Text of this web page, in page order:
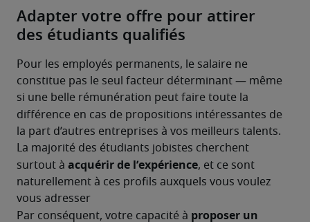
Adapter votre offre pour attirer
des étudiants qualifiés
Pour les employés permanents, le salaire ne
constitue pas le seul facteur déterminant — même
si une belle rémunération peut faire toute la
différence en cas de propositions intéressantes de
la part d’autres entreprises à vos meilleurs talents.
La majorité des étudiants jobistes cherchent
surtout à acquérir de l’expérience, et ce sont
naturellement à ces profils auxquels vous voulez
vous adresser
Par conséquent, votre capacité à proposer un